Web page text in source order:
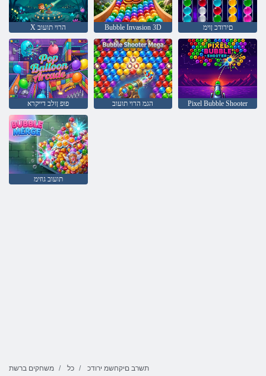
X הרוי תועוב Bubble Invasion 3D םירודכ ןוימ
פופ ןולב דייקרא הגמ הרוי תועוב Pixel Bubble Shooter
תועוב גוזימ
משחקים ברשת כל תשרב םיקחשמ ירודכ